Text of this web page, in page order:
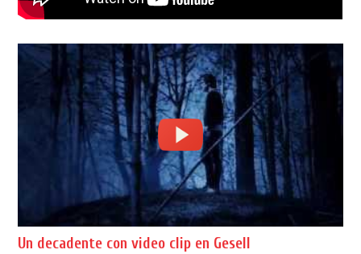
Un decadente con video clip en Gesell